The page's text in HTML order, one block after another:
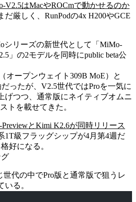
V2.5はMacやROCmで動かせるのか
厳しく、RunPodの4x H200やGCE
シリーズの新世代として「MiMo-
」の2モデルを同時にpublic beta公
オープンウェイト309B MoE）と
ったが、V2.5世代ではProを一気に
げつつ、通常版にネイティブオムニ
トを載せてきた。
PreviewとKimi K2.6が同時リリース
1T級フラッグシップが4月第4週だ
好になる。
代の中でPro版と通常版で狙うレ
る。